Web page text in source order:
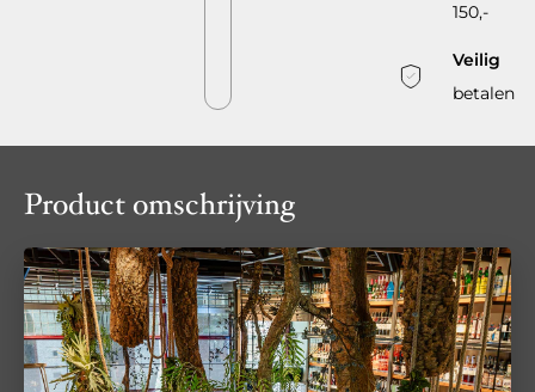
150,-
Veilig
betalen
Product omschrijving